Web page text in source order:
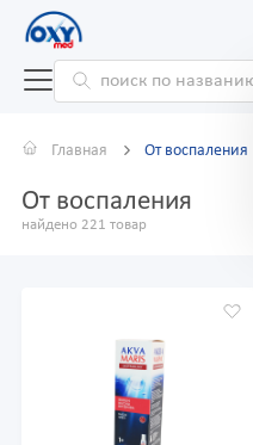
Главная От воспаления
От воспаления
найдено 221 товар